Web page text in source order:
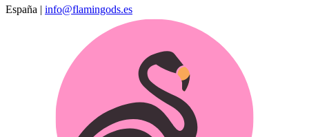
España | info@flamingods.es